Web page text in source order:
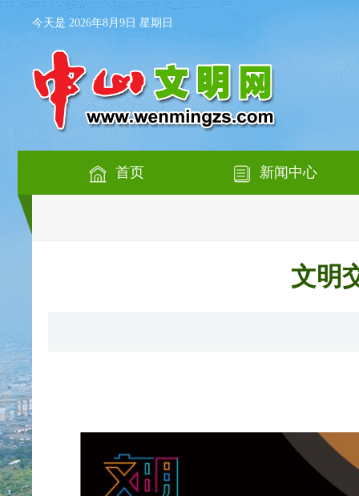
今天是 2026年8月9日 星期日
首页 新闻中心
文明